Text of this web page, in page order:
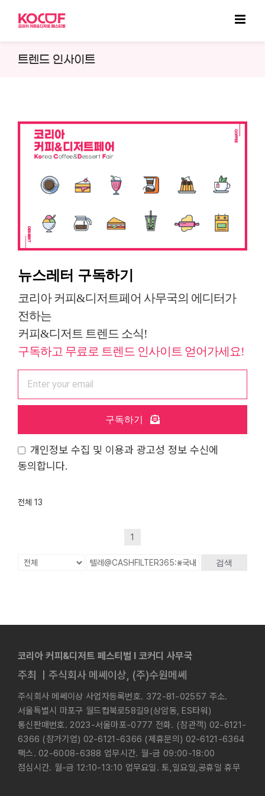
content
트렌드 인사이트
뉴스레터 구독하기
코리아 커피&디저트페어 사무국의 에디터가
전하는
커피&디저트 트렌드 소식!
구독하고 무료로 트렌드 인사이트 얻어가세요!
구독하기
개인정보 수집 및 이용과 광고성 정보 수신에
동의합니다.
전체 13
1
검색
코리아 커피&디저트 페스티벌 l 코커디 사무국
주최 ㅣ주식회사 메쎄이상, (주)수원메쎄
주식회사 메쎄이상 사업자등록번호. 372-81-02557 주소.
서울특별시 마포구 월드컵북로58길9(상암동, ES타워)
통신판매번호. 2023-서울마포-0777 전화. (참관객) 02-6121-
6366 (참가기업) 02-6121-6366 (제휴문의) 02-6121-6364
팩스. 02-6008-6388 업무시간. 월-금 09:00-18:00
점심시간. 월-금 12:10-13:10 업무요일. 토,일요일,공휴일 휴무